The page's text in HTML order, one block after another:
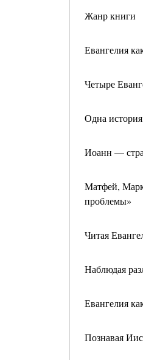
Жанр книги
Евангелия
Четыре
Одна
Иоанн —
Матфей,
проблемы»
Читая
Наблюдая
Евангелия
Познавая